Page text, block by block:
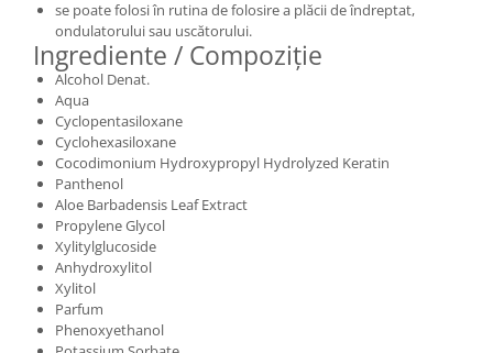
se poate folosi în rutina de folosire a plăcii de îndreptat,
ondulatorului sau uscătorului.
Ingrediente / Compoziție
Alcohol Denat.
Aqua
Cyclopentasiloxane
Cyclohexasiloxane
Cocodimonium Hydroxypropyl Hydrolyzed Keratin
Panthenol
Aloe Barbadensis Leaf Extract
Propylene Glycol
Xylitylglucoside
Anhydroxylitol
Xylitol
Parfum
Phenoxyethanol